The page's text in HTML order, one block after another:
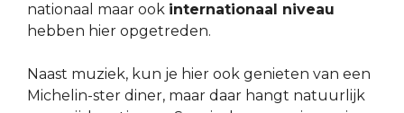
nationaal maar ook internationaal niveau
hebben hier opgetreden.
Naast muziek, kun je hier ook genieten van een
Michelin-ster diner, maar daar hangt natuurlijk